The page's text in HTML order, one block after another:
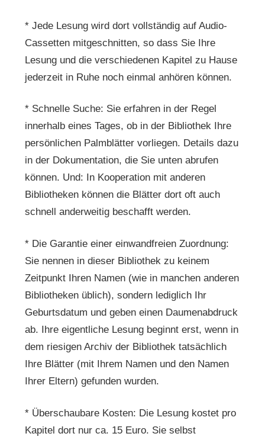
* Jede Lesung wird dort vollständig auf Audio-
Cassetten mitgeschnitten, so dass Sie Ihre
Lesung und die verschiedenen Kapitel zu Hause
jederzeit in Ruhe noch einmal anhören können.
* Schnelle Suche: Sie erfahren in der Regel
innerhalb eines Tages, ob in der Bibliothek Ihre
persönlichen Palmblätter vorliegen. Details dazu
in der Dokumentation, die Sie unten abrufen
können. Und: In Kooperation mit anderen
Bibliotheken können die Blätter dort oft auch
schnell anderweitig beschafft werden.
* Die Garantie einer einwandfreien Zuordnung:
Sie nennen in dieser Bibliothek zu keinem
Zeitpunkt Ihren Namen (wie in manchen anderen
Bibliotheken üblich), sondern lediglich Ihr
Geburtsdatum und geben einen Daumenabdruck
ab. Ihre eigentliche Lesung beginnt erst, wenn in
dem riesigen Archiv der Bibliothek tatsächlich
Ihre Blätter (mit Ihrem Namen und den Namen
Ihrer Eltern) gefunden wurden.
* Überschaubare Kosten: Die Lesung kostet pro
Kapitel dort nur ca. 15 Euro. Sie selbst